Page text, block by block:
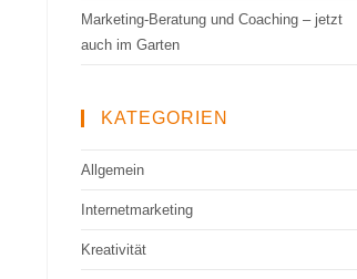
Marketing-Beratung und Coaching – jetzt
auch im Garten
KATEGORIEN
Allgemein
Internetmarketing
Kreativität